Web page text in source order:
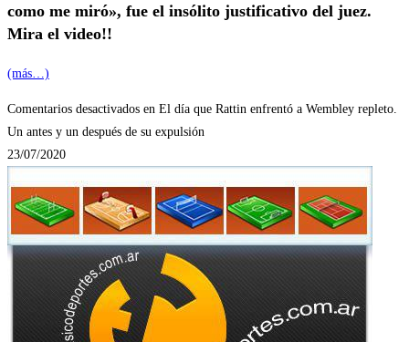
como me miró», fue el insólito justificativo del juez.
Mira el video!!
(más…)
Comentarios desactivados en El día que Rattin enfrentó a Wembley repleto.
Un antes y un después de su expulsión
23/07/2020